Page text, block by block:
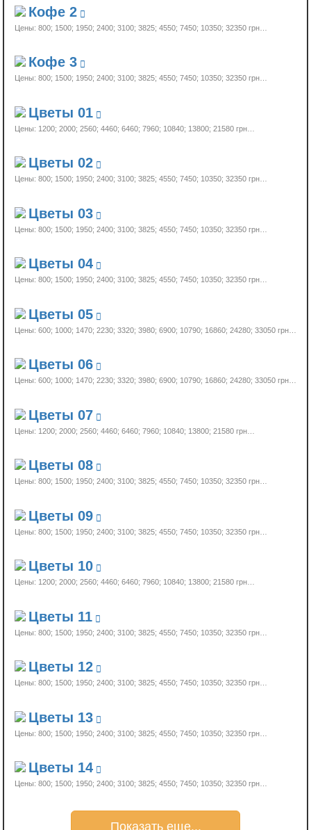
Кофе 2
Цены: 800; 1500; 1950; 2400; 3100; 3825; 4550; 7450; 10350; 32350 грн…
Кофе 3
Цены: 800; 1500; 1950; 2400; 3100; 3825; 4550; 7450; 10350; 32350 грн…
Цветы 01
Цены: 1200; 2000; 2560; 4460; 6460; 7960; 10840; 13800; 21580 грн…
Цветы 02
Цены: 800; 1500; 1950; 2400; 3100; 3825; 4550; 7450; 10350; 32350 грн…
Цветы 03
Цены: 800; 1500; 1950; 2400; 3100; 3825; 4550; 7450; 10350; 32350 грн…
Цветы 04
Цены: 800; 1500; 1950; 2400; 3100; 3825; 4550; 7450; 10350; 32350 грн…
Цветы 05
Цены: 600; 1000; 1470; 2230; 3320; 3980; 6900; 10790; 16860; 24280; 33050 грн…
Цветы 06
Цены: 600; 1000; 1470; 2230; 3320; 3980; 6900; 10790; 16860; 24280; 33050 грн…
Цветы 07
Цены: 1200; 2000; 2560; 4460; 6460; 7960; 10840; 13800; 21580 грн…
Цветы 08
Цены: 800; 1500; 1950; 2400; 3100; 3825; 4550; 7450; 10350; 32350 грн…
Цветы 09
Цены: 800; 1500; 1950; 2400; 3100; 3825; 4550; 7450; 10350; 32350 грн…
Цветы 10
Цены: 1200; 2000; 2560; 4460; 6460; 7960; 10840; 13800; 21580 грн…
Цветы 11
Цены: 800; 1500; 1950; 2400; 3100; 3825; 4550; 7450; 10350; 32350 грн…
Цветы 12
Цены: 800; 1500; 1950; 2400; 3100; 3825; 4550; 7450; 10350; 32350 грн…
Цветы 13
Цены: 800; 1500; 1950; 2400; 3100; 3825; 4550; 7450; 10350; 32350 грн…
Цветы 14
Цены: 800; 1500; 1950; 2400; 3100; 3825; 4550; 7450; 10350; 32350 грн…